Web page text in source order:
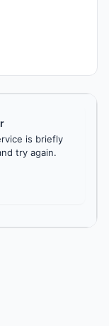
is briefly
try again.